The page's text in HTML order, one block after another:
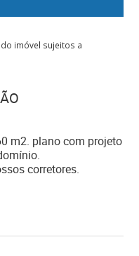
imóvel sujeitos a
m2. plano com projeto
corretores.